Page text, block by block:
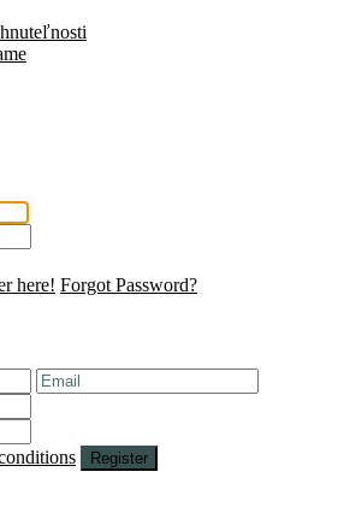
here! Forgot Password?
Register